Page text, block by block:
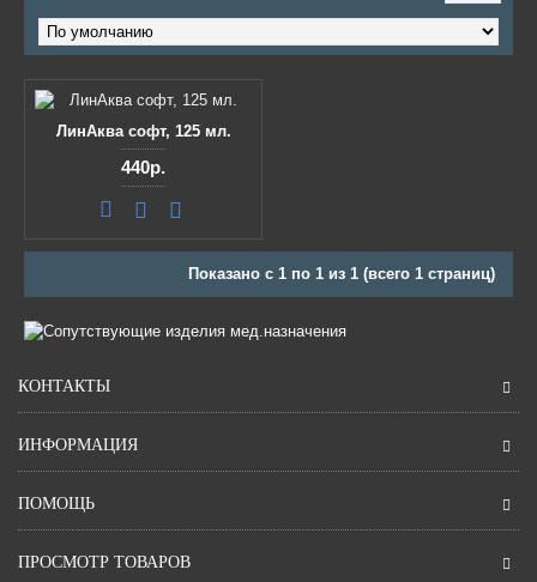
ЛинАква софт, 125 мл.
440р.
Показано с 1 по 1 из 1 (всего 1 страниц)
КОНТАКТЫ
ИНФОРМАЦИЯ
ПОМОЩЬ
ПРОСМОТР ТОВАРОВ